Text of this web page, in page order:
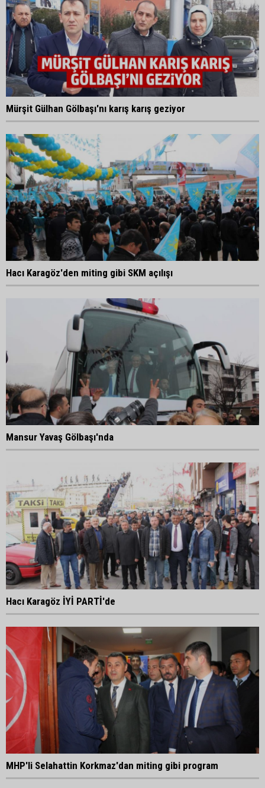
Mürşit Gülhan Gölbaşı'nı karış karış geziyor
Hacı Karagöz'den miting gibi SKM açılışı
Mansur Yavaş Gölbaşı'nda
Hacı Karagöz İYİ PARTİ'de
MHP'li Selahattin Korkmaz'dan miting gibi program